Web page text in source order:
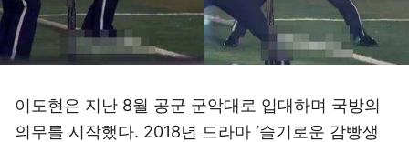
이도현은 지난 8월 공군 군악대로 입대하며 국방의
의무를 시작했다. 2018년 드라마 ‘슬기로운 감빵생